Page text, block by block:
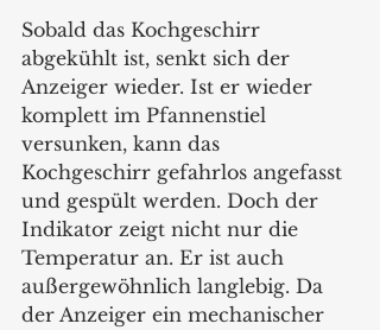
Sobald das Kochgeschirr
abgekühlt ist, senkt sich der
Anzeiger wieder. Ist er wieder
komplett im Pfannenstiel
versunken, kann das
Kochgeschirr gefahrlos angefasst
und gespült werden. Doch der
Indikator zeigt nicht nur die
Temperatur an. Er ist auch
außergewöhnlich langlebig. Da
der Anzeiger ein mechanischer